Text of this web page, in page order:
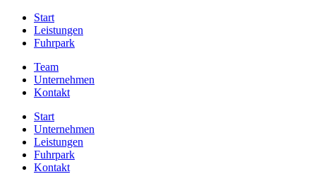
Start
Leistungen
Fuhrpark
Team
Unternehmen
Kontakt
Start
Unternehmen
Leistungen
Fuhrpark
Kontakt